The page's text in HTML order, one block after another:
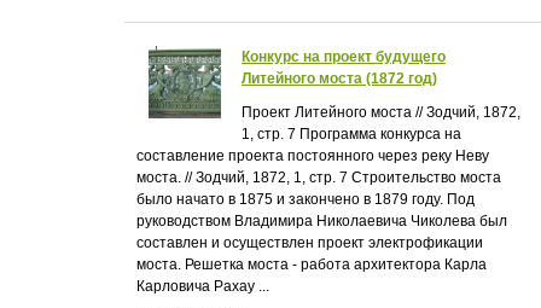
Конкурс на проект будущего
Литейного моста (1872 год)
Проект Литейного моста // Зодчий, 1872,
1, стр. 7 Программа конкурса на
составление проекта постоянного через реку Неву
моста. // Зодчий, 1872, 1, стр. 7 Строительство моста
было начато в 1875 и закончено в 1879 году. Под
руководством Владимира Николаевича Чиколева был
составлен и осуществлен проект электрофикации
моста. Решетка моста - работа архитектора Карла
Карловича Рахау ...